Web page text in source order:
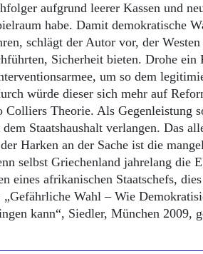
aufgrund leerer Kassen und
habe. Damit demokratische
schlägt der Autor vor, der
Sicherheit bieten. Drohe ein
um so dem
würde dieser sich mehr auf
Colliers Theorie. Als Gegenleistung
Staatshaushalt verlangen. Das
Harken an der Sache ist die
selbst Griechenland jahrelang die
eines afrikanischen Staatschefs,
Wahl – Wie
kann“, Siedler, München 2009,